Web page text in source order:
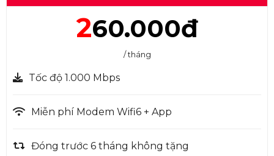
260.000đ
/ tháng
Tốc độ 1.000 Mbps
Miễn phí Modem Wifi6 + App
Đóng trước 6 tháng không tặng